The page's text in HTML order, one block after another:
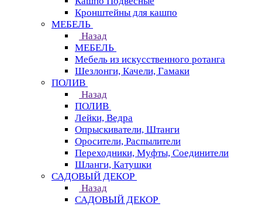
Кронштейны для кашпо
МЕБЕЛЬ
Назад
МЕБЕЛЬ
Мебель из искусственного ротанга
Шезлонги, Качели, Гамаки
ПОЛИВ
Назад
ПОЛИВ
Лейки, Ведра
Опрыскиватели, Штанги
Оросители, Распылители
Переходники, Муфты, Соединители
Шланги, Катушки
САДОВЫЙ ДЕКОР
Назад
САДОВЫЙ ДЕКОР